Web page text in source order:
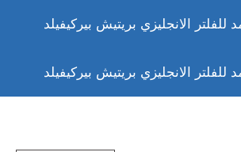
للفلتر الانجليزي بريتيش بيركيفيلد
للفلتر الانجليزي بريتيش بيركيفيلد